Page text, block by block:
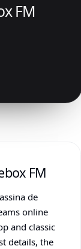
FM
FM
de
online
and classic
details, the